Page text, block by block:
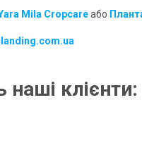
Mila Cropcareабо
наші клієнти: